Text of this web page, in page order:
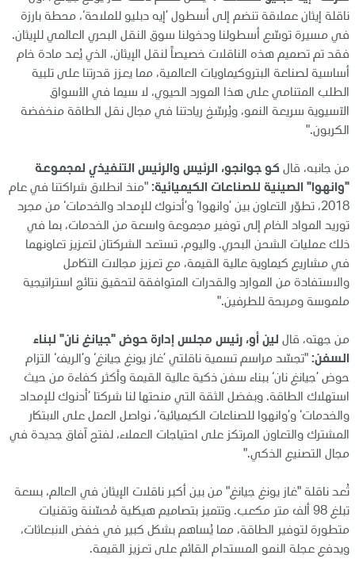
ناقلة إيثان عملاقة تنضم إلى أسطول ’إيه دبليو للملاحة‘، محطة بارزة
في مسيرة توسّع أسطولنا ودخولنا سوق النقل البحري العالمي للإيثان.
فقد تم تصميم هذه الناقلات خصيصاً لنقل الإيثان، الذي يُعد مادة خام
أساسية لصناعة البتروكيماويات العالمية، مما يعزز قدرتنا على تلبية
الطلب المتنامي على هذا المورد الحيوي، لا سيما في الأسواق
الآسيوية سريعة النمو، ويُرسّخ ريادتنا في مجال نقل الطاقة منخفضة
الكربون."
من جانبه، قالكو جوانجو، الرئيس والرئيس التنفيذي لمجموعة
"وانهوا" الصينية للصناعات الكيميائية: "منذ انطلاق شراكتنا في عام
2018، تطوّر التعاون بين ’وانهوا‘ و’أدنوك للإمداد والخدمات‘ من مجرد
توريد المواد الخام إلى توفير مجموعة واسعة من الخدمات، بما في
ذلك عمليات الشحن البحري. واليوم، تستعد الشركتان لتعزيز تعاونهما
في مشاريع كيماوية عالية القيمة، مع تعزيز مجالات التكامل
والاستفادة من الموارد والقدرات المتوافقة لتحقيق نتائج استراتيجية
ملموسة ومربحة للطرفين."
من جهته، قال لين أو، رئيس مجلس إدارة حوض "جيانغ نان" لبناء
السفن: "تجسّد مراسم تسمية ناقلتي ’غاز يونغ جيانغ‘ و’الريف‘ التزام
حوض ’جيانغ نان‘ ببناء سفن ذكية عالية القيمة وأكثر كفاءة من حيث
استهلاك الطاقة. وبفضل الثقة التي منحتها لنا شركتا ’أدنوك للإمداد
والخدمات‘ و’وانهوا للصناعات الكيميائية‘، نواصل العمل على الابتكار
المشترك والتعاون المرتكز على احتياجات العملاء، لفتح آفاق جديدة في
مجال التصنيع الذكي."
تُعد ناقلة "غاز يونغ جيانغ" من بين أكبر ناقلات الإيثان في العالم، بسعة
تبلغ 98 ألف متر مكعب. وتتميز بتصاميم هيكلية مُحسّنة وتقنيات
متطورة لتوفير الطاقة، مما يُساهم بشكل كبير في خفض الانبعاثات،
ويدفع عجلة النمو المستدام القائم على تعزيز القيمة.